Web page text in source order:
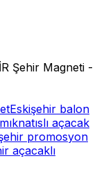
Şehir Magneti -
Eskişehir balon
mıknatıslı açacak
promosyon
açacaklı